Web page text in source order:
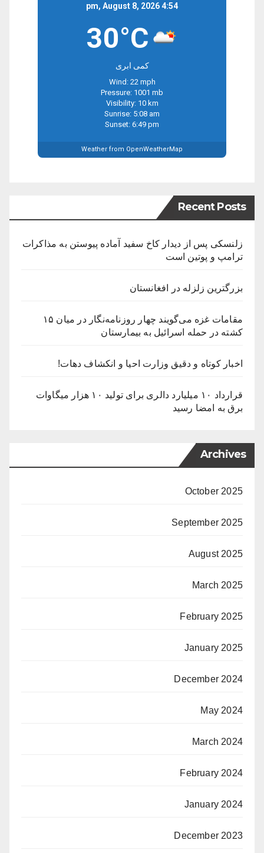
4:54 pm, August 8, 2026
30°C
کمی ابری
Wind: 22 mph
Pressure: 1001 mb
Visibility: 10 km
Sunrise: 5:08 am
Sunset: 6:49 pm
Weather from OpenWeatherMap
Recent Posts
زلنسکی پس از دیدار کاخ سفید آماده پیوستن به مذاکرات
ترامپ و پوتین است
بزرگترین زلزله در افغانستان
مقامات غزه می‌گویند چهار روزنامه‌نگار در میان ۱۵
کشته در حمله اسرائیل به بیمارستان
اخبار کوتاه و دقیق وزارت احیا و انکشاف دهات!
قرارداد ۱۰ میلیارد دالری برای تولید ۱۰ هزار میگاوات
برق به امضا رسید
Archives
October 2025
September 2025
August 2025
March 2025
February 2025
January 2025
December 2024
May 2024
March 2024
February 2024
January 2024
December 2023